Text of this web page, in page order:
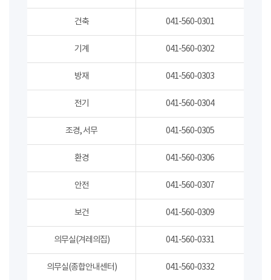
건축 041-560-0301
기계 041-560-0302
방재 041-560-0303
전기 041-560-0304
조경, 서무 041-560-0305
환경 041-560-0306
안전 041-560-0307
보건 041-560-0309
의무실(겨레의집) 041-560-0331
의무실(종합안내센터) 041-560-0332